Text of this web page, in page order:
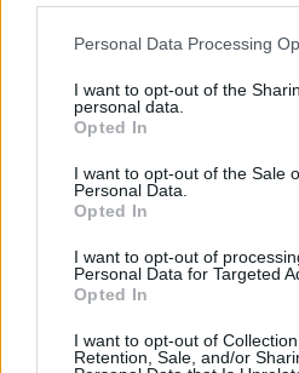
Personal Data Processing
I want to opt-out of the
personal data.
Opted In
I want to opt-out of the Sale
Personal Data.
Opted In
I want to opt-out of
Personal Data for Targeted
Opted In
I want to opt-out of
Retention, Sale, and/or
ΔΕΙΤΕ ΕΠΙΣΗΣ
ΣΤΗΝ ΙΔΙΑ
Γιατί